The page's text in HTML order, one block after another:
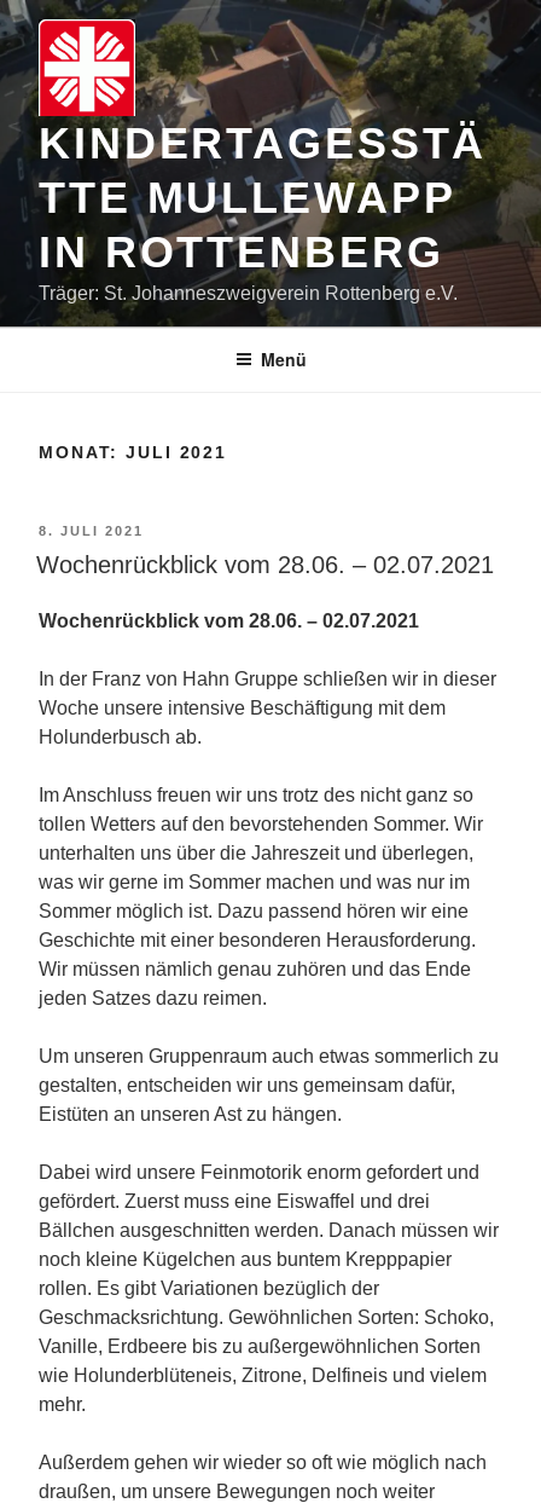
Zum
Inhalt
springen
KINDERTAGESSTÄ
TTE MULLEWAPP
IN ROTTENBERG
Träger: St. Johanneszweigverein Rottenberg e.V.
Menü
MONAT: JULI 2021
VERÖFFENTLICHT
AM
8. JULI 2021
Wochenrückblick vom 28.06. – 02.07.2021
Wochenrückblick vom 28.06. – 02.07.2021
In der Franz von Hahn Gruppe schließen wir in dieser
Woche unsere intensive Beschäftigung mit dem
Holunderbusch ab.
Im Anschluss freuen wir uns trotz des nicht ganz so
tollen Wetters auf den bevorstehenden Sommer. Wir
unterhalten uns über die Jahreszeit und überlegen,
was wir gerne im Sommer machen und was nur im
Sommer möglich ist. Dazu passend hören wir eine
Geschichte mit einer besonderen Herausforderung.
Wir müssen nämlich genau zuhören und das Ende
jeden Satzes dazu reimen.
Um unseren Gruppenraum auch etwas sommerlich zu
gestalten, entscheiden wir uns gemeinsam dafür,
Eistüten an unseren Ast zu hängen.
Dabei wird unsere Feinmotorik enorm gefordert und
gefördert. Zuerst muss eine Eiswaffel und drei
Bällchen ausgeschnitten werden. Danach müssen wir
noch kleine Kügelchen aus buntem Krepppapier
rollen. Es gibt Variationen bezüglich der
Geschmacksrichtung. Gewöhnlichen Sorten: Schoko,
Vanille, Erdbeere bis zu außergewöhnlichen Sorten
wie Holunderblüteneis, Zitrone, Delfineis und vielem
mehr.
Außerdem gehen wir wieder so oft wie möglich nach
draußen, um unsere Bewegungen noch weiter